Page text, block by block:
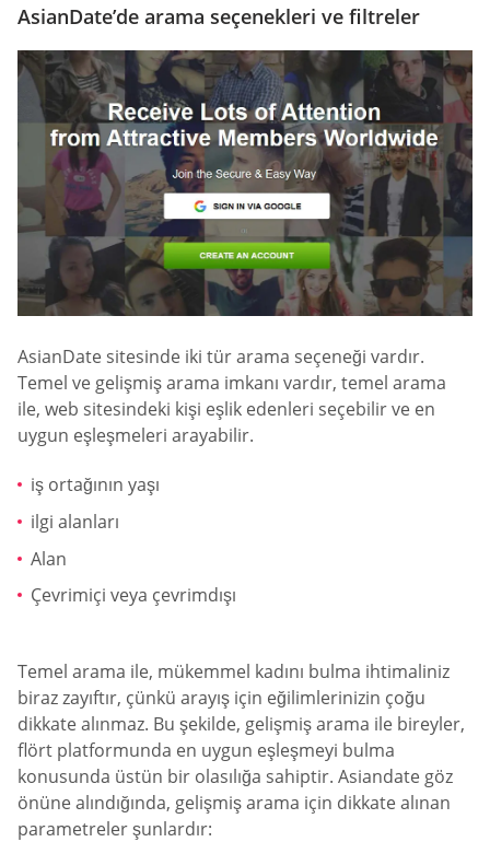
AsianDate’de arama seçenekleri ve filtreler
AsianDate sitesinde iki tür arama seçeneği vardır.
Temel ve gelişmiş arama imkanı vardır, temel arama
ile, web sitesindeki kişi eşlik edenleri seçebilir ve en
uygun eşleşmeleri arayabilir.
iş ortağının yaşı
ilgi alanları
Alan
Çevrimiçi veya çevrimdışı
Temel arama ile, mükemmel kadını bulma ihtimaliniz
biraz zayıftır, çünkü arayış için eğilimlerinizin çoğu
dikkate alınmaz. Bu şekilde, gelişmiş arama ile bireyler,
flört platformunda en uygun eşleşmeyi bulma
konusunda üstün bir olasılığa sahiptir. Asiandate göz
önüne alındığında, gelişmiş arama için dikkate alınan
parametreler şunlardır: